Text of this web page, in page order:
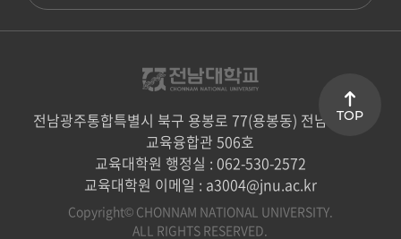
전남광주통합특별시 북구 용봉로 77(용봉동) 전남대학교
교육융합관 506호
교육대학원 행정실 : 062-530-2572
교육대학원 이메일 : a3004@jnu.ac.kr
Copyright© CHONNAM NATIONAL UNIVERSITY.
ALL RIGHTS RESERVED.
TOP